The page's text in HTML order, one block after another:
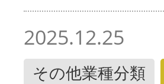
2025.12.25
その他業種分類